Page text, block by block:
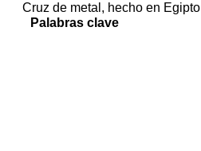
Cruz de metal, hecho en Egipto
Palabras clave